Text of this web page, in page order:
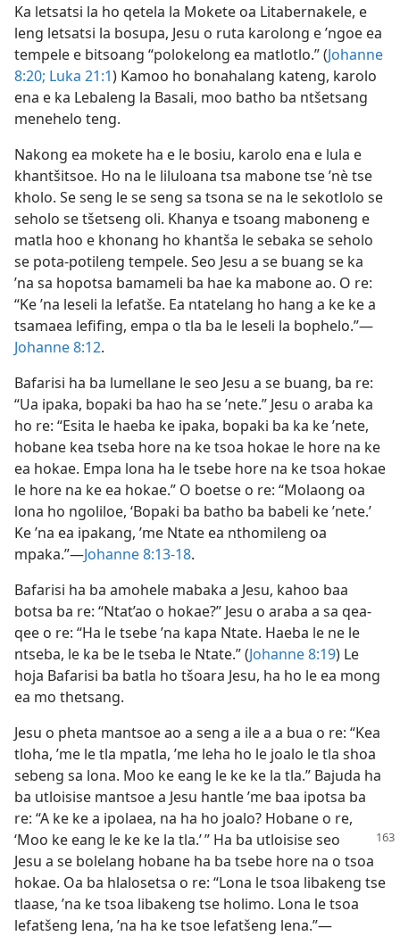
Ka letsatsi la ho qetela la Mokete oa Litabernakele, e
leng letsatsi la bosupa, Jesu o ruta karolong e ’ngoe ea
tempele e bitsoang “polokelong ea matlotlo.” (Johanne
8:20; Luka 21:1) Kamoo ho bonahalang kateng, karolo
ena e ka Lebaleng la Basali, moo batho ba ntšetsang
menehelo teng.
Nakong ea mokete ha e le bosiu, karolo ena e lula e
khantšitsoe. Ho na le liluloana tsa mabone tse ’nè tse
kholo. Se seng le se seng sa tsona se na le sekotlolo se
seholo se tšetseng oli. Khanya e tsoang maboneng e
matla hoo e khonang ho khantša le sebaka se seholo
se pota-potileng tempele. Seo Jesu a se buang se ka
’na sa hopotsa bamameli ba hae ka mabone ao. O re:
“Ke ’na leseli la lefatše. Ea ntatelang ho hang a ke ke a
tsamaea lefifing, empa o tla ba le leseli la bophelo.”—
Johanne 8:12.
Bafarisi ha ba lumellane le seo Jesu a se buang, ba re:
“Ua ipaka, bopaki ba hao ha se ’nete.” Jesu o araba ka
ho re: “Esita le haeba ke ipaka, bopaki ba ka ke ’nete,
hobane kea tseba hore na ke tsoa hokae le hore na ke
ea hokae. Empa lona ha le tsebe hore na ke tsoa hokae
le hore na ke ea hokae.” O boetse o re: “Molaong oa
lona ho ngoliloe, ‘Bopaki ba batho ba babeli ke ’nete.’
Ke ’na ea ipakang, ’me Ntate ea nthomileng oa
mpaka.”—Johanne 8:13-18.
Bafarisi ha ba amohele mabaka a Jesu, kahoo baa
botsa ba re: “Ntat’ao o hokae?” Jesu o araba a sa qea-
qee o re: “Ha le tsebe ’na kapa Ntate. Haeba le ne le
ntseba, le ka be le tseba le Ntate.” (Johanne 8:19) Le
hoja Bafarisi ba batla ho tšoara Jesu, ha ho le ea mong
ea mo thetsang.
Jesu o pheta mantsoe ao a seng a ile a a bua o re: “Kea
tloha, ’me le tla mpatla, ’me leha ho le joalo le tla shoa
sebeng sa lona. Moo ke eang le ke ke la tla.” Bajuda ha
ba utloisise mantsoe a Jesu hantle ’me baa ipotsa ba
re: “A ke ke a ipolaea, na ha ho joalo? Hobane o re,
‘Moo ke eang le ke ke la tla.’ ” Ha ba utloisise seo
Jesu a se bolelang hobane ha ba tsebe hore na o tsoa
hokae. Oa ba hlalosetsa o re: “Lona le tsoa libakeng tse
tlaase, ’na ke tsoa libakeng tse holimo. Lona le tsoa
lefatšeng lena, ’na ha ke tsoe lefatšeng lena.”—